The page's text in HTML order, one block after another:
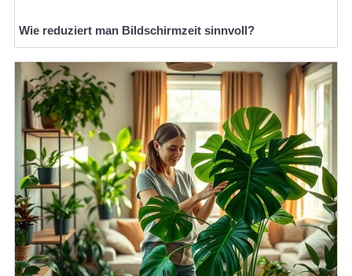
Wie reduziert man Bildschirmzeit sinnvoll?